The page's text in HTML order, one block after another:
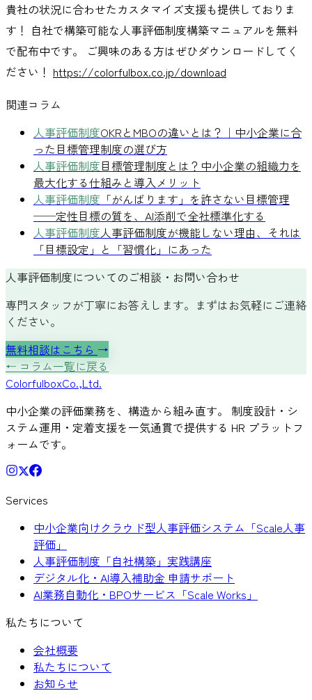
貴社の状況に合わせたカスタマイズ支援も提供しておりま
す！ 自社で構築可能な人事評価制度構築マニュアルを無料
で配布中です。 ご興味のある方はぜひダウンロードしてく
ださい！ https://colorfulbox.co.jp/download
関連コラム
人事評価制度OKRとMBOの違いとは？｜中小企業に合
った目標管理制度の選び方
人事評価制度目標管理制度とは？中小企業の組織力を
最大化する仕組みと導入メリット
人事評価制度 「がんばります」を許さない目標管理
──定性目標の質を、AI添削で全社標準化する
人事評価制度人事評価制度が機能しない理由、それは
「目標設定」と「習慣化」にあった
人事評価制度についてのご相談・お問い合わせ
専門スタッフが丁寧にお答えします。まずはお気軽にご連絡
ください。
無料相談はこちら →
← コラム一覧に戻る
ColorfulboxCo.,Ltd.
中小企業の評価業務を、構造から組み直す。 制度設計・シ
ステム運用・定着支援を一気通貫で提供する HR プラットフ
ォームです。
Services
中小企業向けクラウド型人事評価システム「Scale人事
評価」
人事評価制度「自社構築」実践講座
デジタル化・AI導入補助金 申請サポート
AI業務自動化・BPOサービス「Scale Works」
私たちについて
会社概要
私たちについて
お知らせ